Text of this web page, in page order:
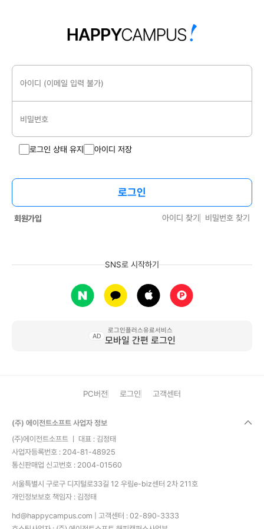
아이디 (이메일 입력 불가)
비밀번호
로그인 상태 유지 아이디 저장
로그인
회원가입 아이디 찾기 비밀번호 찾기
SNS로 시작하기
AD
로그인플러스유료서비스
모바일 간편 로그인
PC버전 로그인 고객센터
(주) 에이전트소프트 사업자 정보
(주)에이전트소프트 ㅣ 대표 : 김정태
사업자등록번호 : 204-81-48925
통신판매업 신고번호 : 2004-01560
서울특별시 구로구 디지털로33길 12 우림e-biz센터 2차 211호
개인정보보호 책임자 : 김정태
hd@happycampus.com | 고객센터 : 02-890-3333